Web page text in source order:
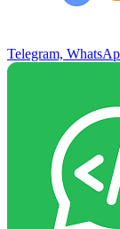
Telegram,